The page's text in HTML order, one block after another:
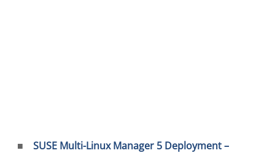
SUSE Multi-Linux Manager 5 Deployment –